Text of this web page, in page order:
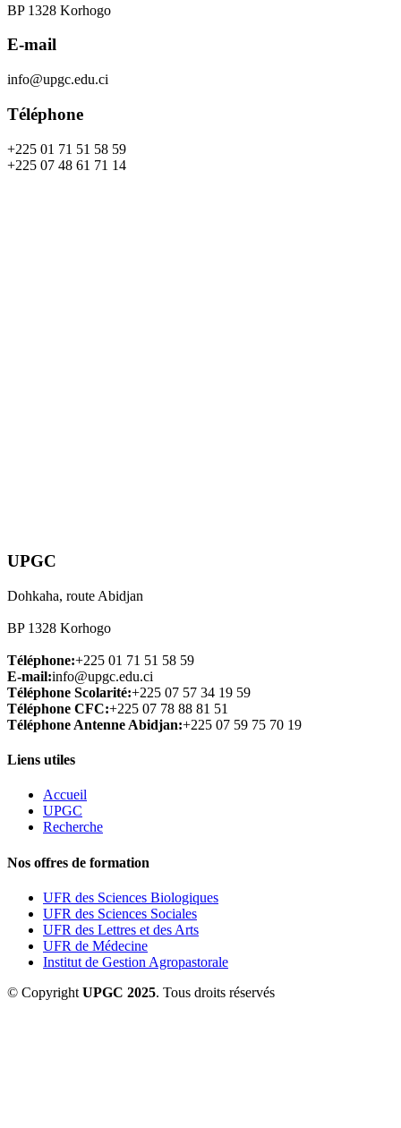
BP 1328 Korhogo
E-mail
info@upgc.edu.ci
Téléphone
+225 01 71 51 58 59
+225 07 48 61 71 14
UPGC
Dohkaha, route Abidjan
BP 1328 Korhogo
Téléphone:+225 01 71 51 58 59
E-mail:info@upgc.edu.ci
Téléphone Scolarité:+225 07 57 34 19 59
Téléphone CFC:+225 07 78 88 81 51
Téléphone Antenne Abidjan:+225 07 59 75 70 19
Liens utiles
Accueil
UPGC
Recherche
Nos offres de formation
UFR des Sciences Biologiques
UFR des Sciences Sociales
UFR des Lettres et des Arts
UFR de Médecine
Institut de Gestion Agropastorale
© Copyright UPGC 2025. Tous droits réservés